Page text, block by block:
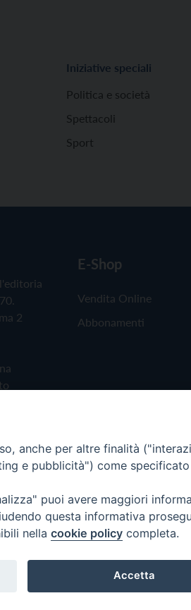
Iniziative speciali
Politica e società
Spettacoli
Sport
2
E-Shop
Vendita Online
Abbonamenti
anche per altre finalità
e pubblicità") come specificato
puoi avere maggiori
questa informativa
nella cookie policy completa.
Accetta